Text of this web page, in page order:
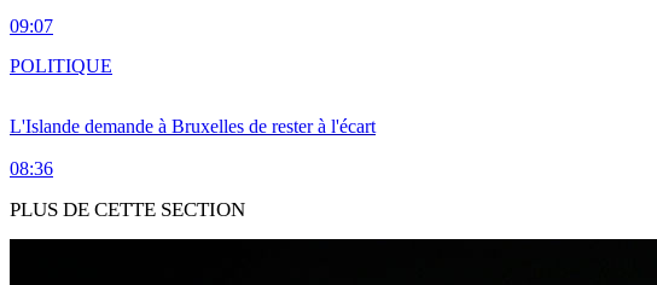
09:07
L'Islande demande à Bruxelles de rester à l'écart
08:36
POLITIQUE
PLUS DE CETTE SECTION